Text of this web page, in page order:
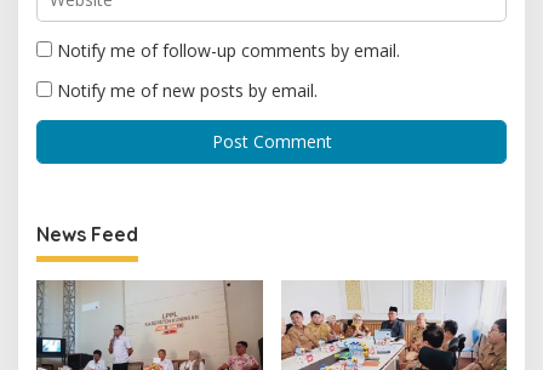
Notify me of follow-up comments by email.
Notify me of new posts by email.
News Feed